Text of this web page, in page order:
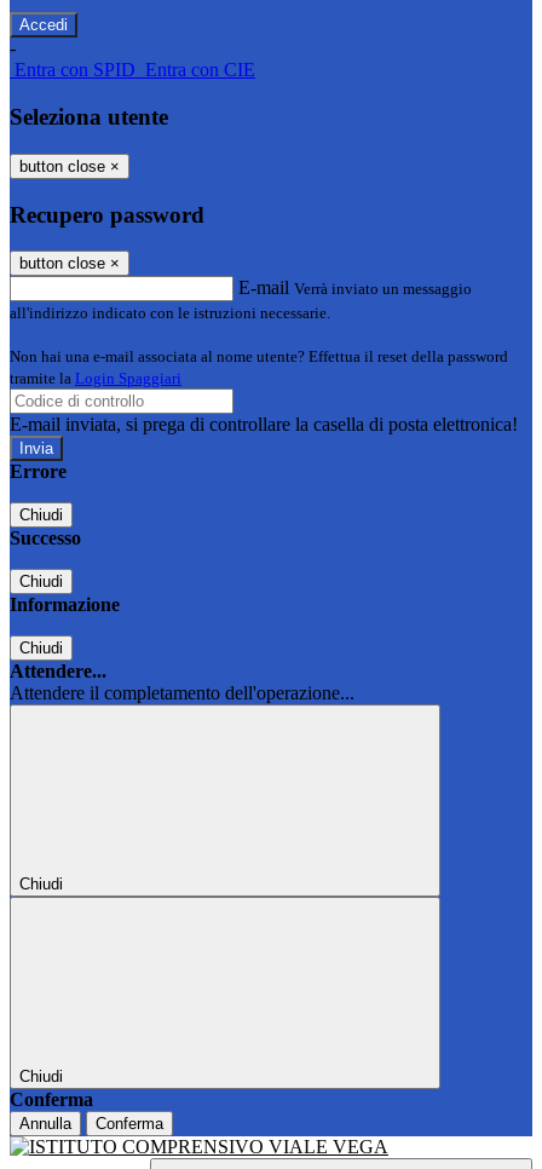
-
Entra con SPID Entra con CIE
Seleziona utente
button close ×
Recupero password
button close ×
E-mail Verrà inviato un messaggio
all'indirizzo indicato con le istruzioni necessarie.
Non hai una e-mail associata al nome utente? Effettua il reset della password
tramite la Login Spaggiari
E-mail inviata, si prega di controllare la casella di posta elettronica!
Errore
Chiudi
Successo
Chiudi
Informazione
Chiudi
Attendere...
Attendere il completamento dell'operazione...
Chiudi
Chiudi
Conferma
Annulla Conferma